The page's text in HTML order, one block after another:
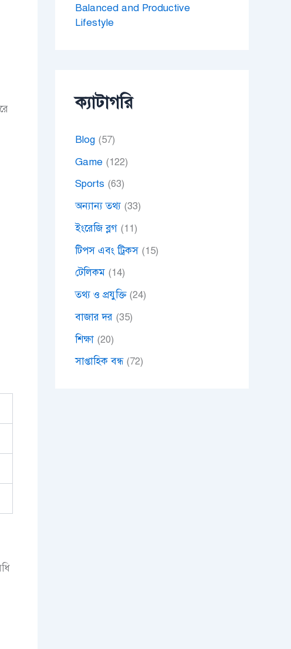
Balanced and Productive
Lifestyle
ক্যাটাগরি
Blog (57)
Game (122)
Sports (63)
অন্যান্য তথ্য (33)
ইংরেজি ব্লগ (11)
টিপস এবং ট্রিকস (15)
টেলিকম (14)
তথ্য ও প্রযুক্তি(24)
বাজার দর (35)
শিক্ষা (20)
সাপ্তাহিক বন্ধ(72)